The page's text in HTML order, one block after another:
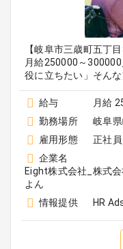
【岐阜市三歳町五丁
月給250000～
役に立ちたい」そん
給与
月給
勤務場所
岐阜
雇用形態
正社員
企業名
Eight株式会社_株式
よん
情報提供
HR